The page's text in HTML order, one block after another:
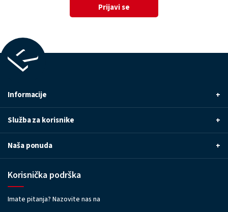
Prijavi se
Informacije +
Služba za korisnike +
Naša ponuda +
Korisnička podrška
Imate pitanja? Nazovite nas na